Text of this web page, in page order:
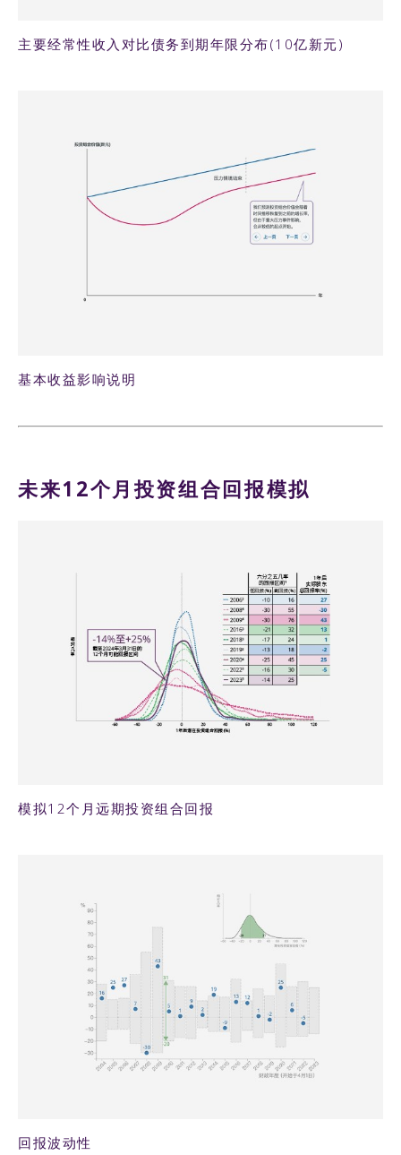
主要经常性收入对比债务到期年限分布(10亿新元)
基本收益影响说明
未来12个月投资组合回报模拟
模拟12个月远期投资组合回报
回报波动性